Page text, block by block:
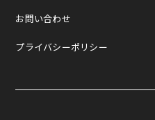
お問い合わせ
プライバシーポリシー